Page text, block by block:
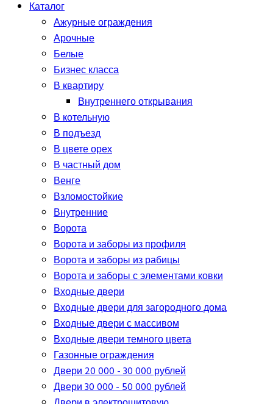
Каталог
Ажурные ограждения
Арочные
Белые
Бизнес класса
В квартиру
Внутреннего открывания
В котельную
В подъезд
В цвете орех
В частный дом
Венге
Взломостойкие
Внутренние
Ворота
Ворота и заборы из профиля
Ворота и заборы из рабицы
Ворота и заборы с элементами ковки
Входные двери
Входные двери для загородного дома
Входные двери с массивом
Входные двери темного цвета
Газонные ограждения
Двери 20 000 - 30 000 рублей
Двери 30 000 - 50 000 рублей